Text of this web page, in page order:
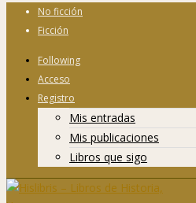
No ficción
Ficción
Following
Acceso
Registro
Mis entradas
Mis publicaciones
Libros que sigo